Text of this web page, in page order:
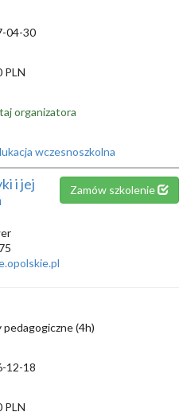
04-30
PLN
organizatora
wczesnoszkolna
i jej
Zamów szkolenie
pedagogiczne (4h)
12-18
PLN